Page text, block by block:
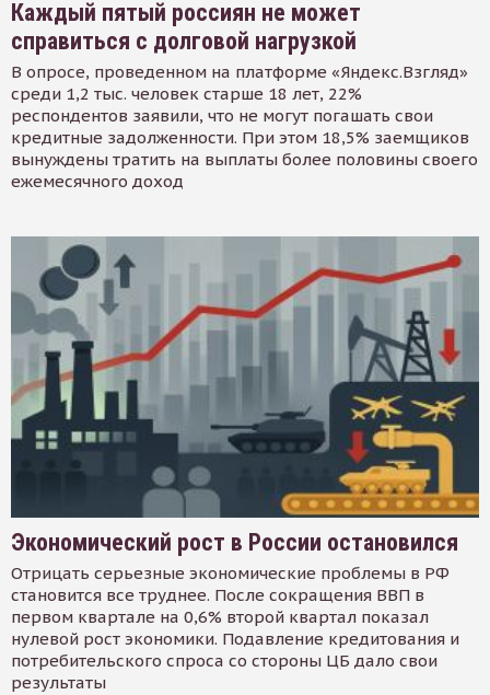
Каждый пятый россиян не может
справиться с долговой нагрузкой
В опросе, проведенном на платформе «Яндекс.Взгляд»
среди 1,2 тыс. человек старше 18 лет, 22%
респондентов заявили, что не могут погашать свои
кредитные задолженности. При этом 18,5% заемщиков
вынуждены тратить на выплаты более половины своего
ежемесячного доход
Экономический рост в России остановился
Отрицать серьезные экономические проблемы в РФ
становится все труднее. После сокращения ВВП в
первом квартале на 0,6% второй квартал показал
нулевой рост экономики. Подавление кредитования и
потребительского спроса со стороны ЦБ дало свои
результаты